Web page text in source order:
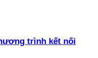
trình kết nối